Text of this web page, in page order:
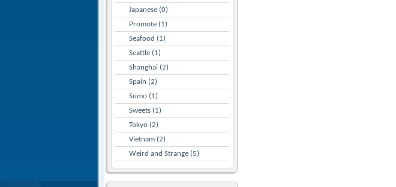
Japanese (0)
Promote (1)
Seafood (1)
Seattle (1)
Shanghai (2)
Spain (2)
Sumo (1)
Sweets (1)
Tokyo (2)
Vietnam (2)
Weird and Strange (5)